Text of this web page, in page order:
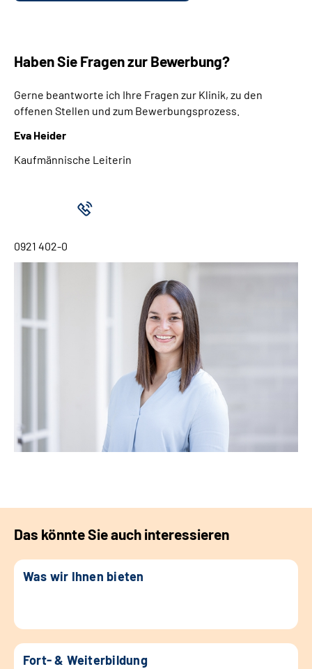
Haben Sie Fragen zur Bewerbung?
Gerne beantworte ich Ihre Fragen zur Klinik, zu den
offenen Stellen und zum Bewerbungsprozess.
Eva Heider
Kaufmännische Leiterin
0921 402-0
Das könnte Sie auch interessieren
Was wir Ihnen bieten
Fort- & Weiterbildung